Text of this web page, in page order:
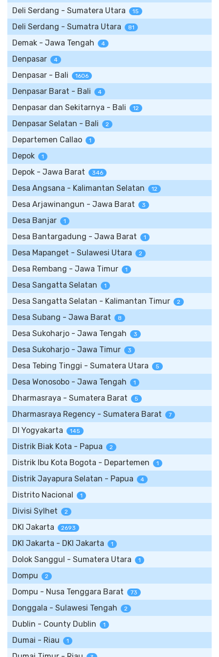
Deli Serdang - Sumatera Utara 15
Deli Serdang - Sumatra Utara 81
Demak - Jawa Tengah 4
Denpasar 4
Denpasar - Bali 1606
Denpasar Barat - Bali 4
Denpasar dan Sekitarnya - Bali 12
Denpasar Selatan - Bali 2
Departemen Callao 1
Depok 1
Depok - Jawa Barat 346
Desa Angsana - Kalimantan Selatan 12
Desa Arjawinangun - Jawa Barat 3
Desa Banjar 1
Desa Bantargadung - Jawa Barat 1
Desa Mapanget - Sulawesi Utara 2
Desa Rembang - Jawa Timur 1
Desa Sangatta Selatan 1
Desa Sangatta Selatan - Kalimantan Timur 2
Desa Subang - Jawa Barat 8
Desa Sukoharjo - Jawa Tengah 3
Desa Sukoharjo - Jawa Timur 3
Desa Tebing Tinggi - Sumatera Utara 5
Desa Wonosobo - Jawa Tengah 1
Dharmasraya - Sumatera Barat 5
Dharmasraya Regency - Sumatera Barat 7
DI Yogyakarta 145
Distrik Biak Kota - Papua 2
Distrik Ibu Kota Bogota - Departemen 1
Distrik Jayapura Selatan - Papua 4
Distrito Nacional 1
Divisi Sylhet 2
DKI Jakarta 2693
DKI Jakarta - DKI Jakarta 1
Dolok Sanggul - Sumatera Utara 1
Dompu 2
Dompu - Nusa Tenggara Barat 73
Donggala - Sulawesi Tengah 2
Dublin - County Dublin 1
Dumai - Riau 1